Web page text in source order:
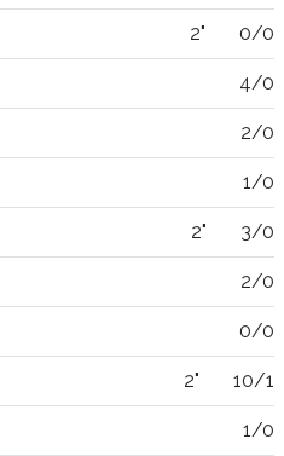
2" 0/0
4/0
2/0
1/0
2" 3/0
2/0
0/0
2" 10/1
1/0